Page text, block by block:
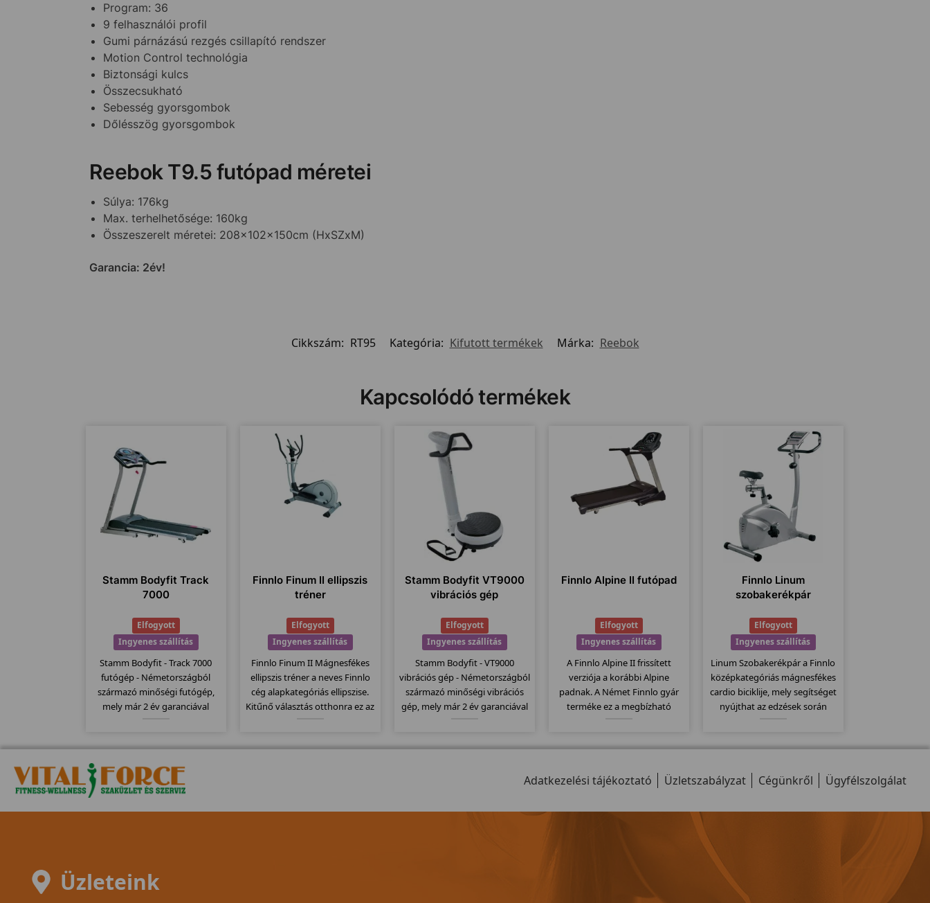
Program: 36
9 felhasználói profil
Gumi párnázású rezgés csillapító rendszer
Motion Control technológia
Biztonsági kulcs
Összecsukható
Sebesség gyorsgombok
Dőlésszög gyorsgombok
Reebok T9.5 futópad méretei
Súlya: 176kg
Max. terhelhetősége: 160kg
Összeszerelt méretei: 208x102x150cm (HxSZxM)
Garancia: 2év!
Cikkszám: RT95 Kategória: Kifutott termékek Márka: Reebok
Kapcsolódó termékek
Stamm Bodyfit Track
7000
Elfogyott
Ingyenes szállítás
Stamm Bodyfit - Track 7000
futógép - Németországból
származó minőségi futógép,
mely már 2 év garanciával
kategóriájához képest
120x41cm-es futófelülettel
rendelkezik.
Finnlo Finum II ellipszis
tréner
Elfogyott
Ingyenes szállítás
Finnlo Finum II Mágnesfékes
ellipszis tréner a neves Finnlo
cég alapkategóriás ellipszise.
Kitűnő választás otthonra ez az
további 10 erősségi fokozatban
Stamm Bodyfit VT9000
vibrációs gép
Elfogyott
Ingyenes szállítás
Stamm Bodyfit - VT9000
vibrációs gép - Németországból
származó minőségi vibrációs
gép, mely már 2 év garanciával
egy nagy motor dolgoztat meg,
Finnlo Alpine II futópad
Elfogyott
Ingyenes szállítás
A Finnlo Alpine II frissített
verziója a korábbi Alpine
padnak. A Német Finnlo gyár
terméke ez a megbízható
futófelület, szállítógörgők, 23
modellt.
Finnlo Linum
szobakerékpár
Elfogyott
Ingyenes szállítás
Linum Szobakerékpár a Finnlo
középkategóriás mágnesfékes
cardio biciklije, mely segítséget
nyújthat az edzések során
típusnál már lényegesen
Elegáns kivitel, könnyen
Adatkezelési tájékoztató Üzletszabályzat Cégünkről Ügyfélszolgálat
Üzleteink